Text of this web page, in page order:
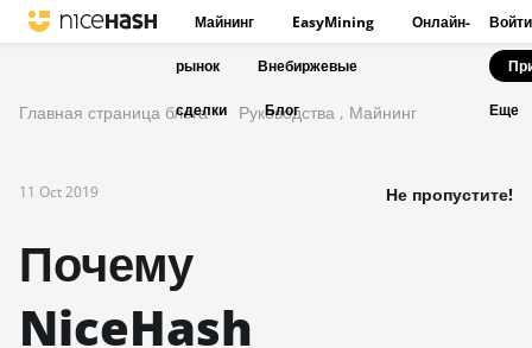
Майнинг EasyMining Онлайн-
рынок Внебиржевые
сделки Блог
Войти
Еще
Главная страница блога Руководства , Майнинг
11 Oct 2019
Почему
NiceHash
Не пропустите!